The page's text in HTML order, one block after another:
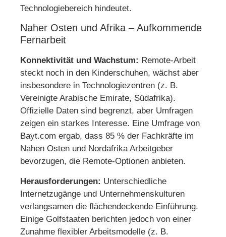
Technologiebereich hindeutet.
Naher Osten und Afrika – Aufkommende
Fernarbeit
Konnektivität und Wachstum: Remote-Arbeit
steckt noch in den Kinderschuhen, wächst aber
insbesondere in Technologiezentren (z. B.
Vereinigte Arabische Emirate, Südafrika).
Offizielle Daten sind begrenzt, aber Umfragen
zeigen ein starkes Interesse. Eine Umfrage von
Bayt.com ergab, dass 85 % der Fachkräfte im
Nahen Osten und Nordafrika Arbeitgeber
bevorzugen, die Remote-Optionen anbieten.
Herausforderungen: Unterschiedliche
Internetzugänge und Unternehmenskulturen
verlangsamen die flächendeckende Einführung.
Einige Golfstaaten berichten jedoch von einer
Zunahme flexibler Arbeitsmodelle (z. B.